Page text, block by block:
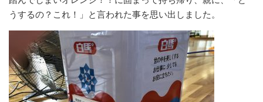
うするの？これ！」と言われた事を思い出しました。